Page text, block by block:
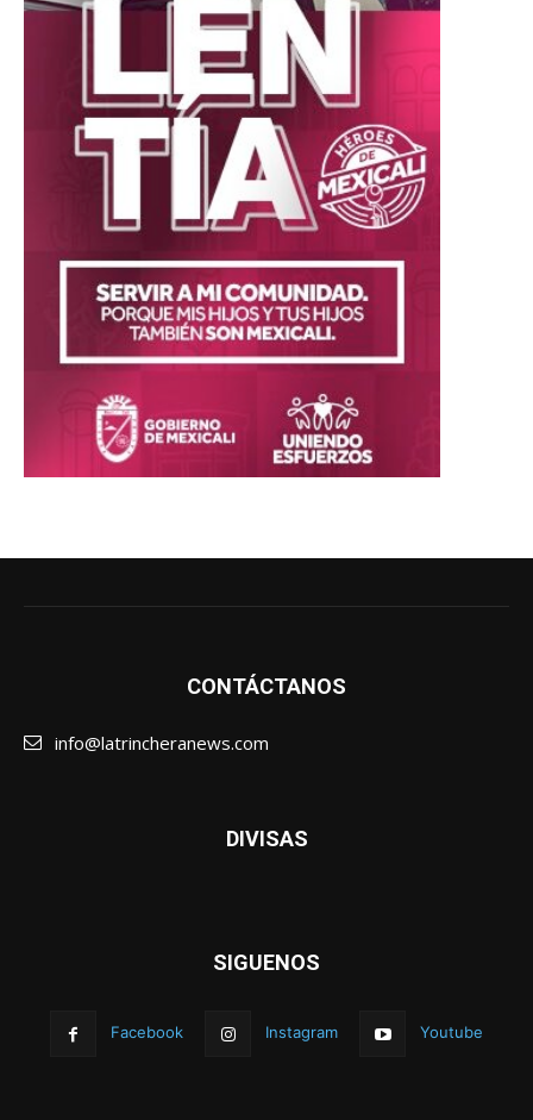
CONTÁCTANOS
info@latrincheranews.com
DIVISAS
SIGUENOS
Facebook Instagram Youtube